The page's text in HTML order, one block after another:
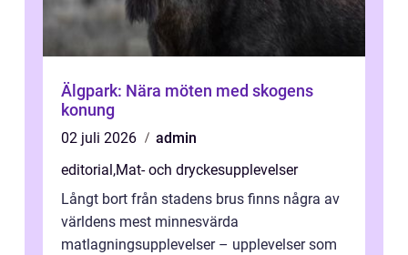
Älgpark: Nära möten med skogens
konung
02 juli 2026
admin
editorial,Mat- och dryckesupplevelser
Långt bort från stadens brus finns några av
världens mest minnesvärda
matlagningsupplevelser – upplevelser som